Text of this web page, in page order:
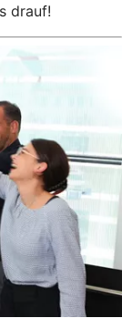
drauf!